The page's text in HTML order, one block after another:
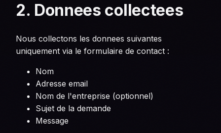
2. Donnees collectees
Nous collectons les donnees suivantes
uniquement via le formulaire de contact :
Nom
Adresse email
Nom de l'entreprise (optionnel)
Sujet de la demande
Message